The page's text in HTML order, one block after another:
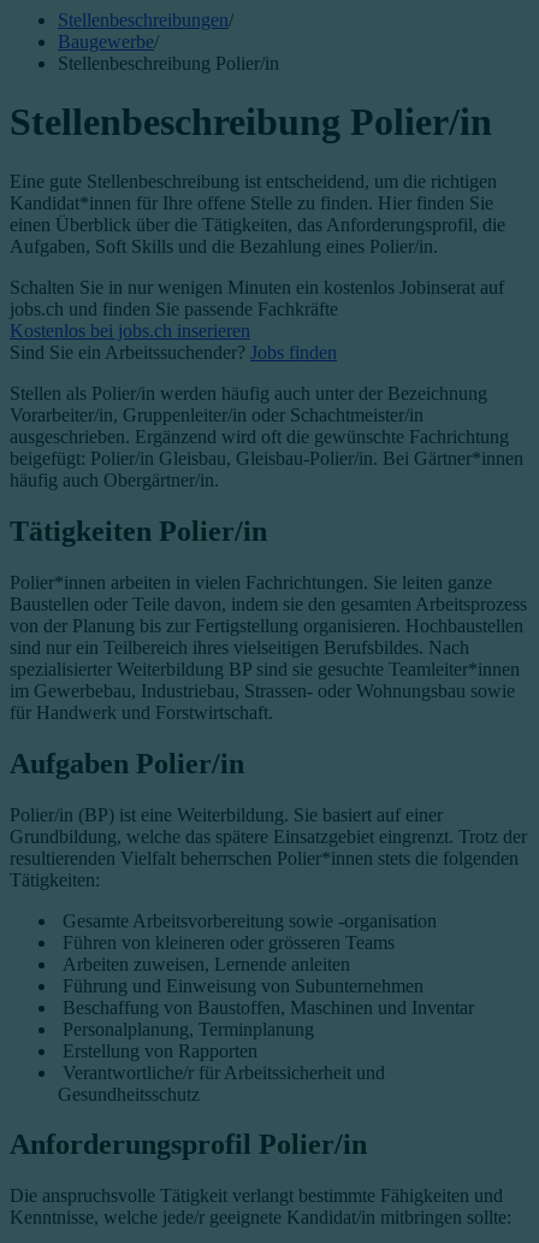
Stellenbeschreibungen/
Baugewerbe/
Stellenbeschreibung Polier/in
Stellenbeschreibung Polier/in
Eine gute Stellenbeschreibung ist entscheidend, um die richtigen
Kandidat*innen für Ihre offene Stelle zu finden. Hier finden Sie
einen Überblick über die Tätigkeiten, das Anforderungsprofil, die
Aufgaben, Soft Skills und die Bezahlung eines Polier/in.
Schalten Sie in nur wenigen Minuten ein kostenlos Jobinserat auf
jobs.ch und finden Sie passende Fachkräfte
Kostenlos bei jobs.ch inserieren
Sind Sie ein Arbeitssuchender? Jobs finden
Stellen als Polier/in werden häufig auch unter der Bezeichnung
Vorarbeiter/in, Gruppenleiter/in oder Schachtmeister/in
ausgeschrieben. Ergänzend wird oft die gewünschte Fachrichtung
beigefügt: Polier/in Gleisbau, Gleisbau-Polier/in. Bei Gärtner*innen
häufig auch Obergärtner/in.
Tätigkeiten Polier/in
Polier*innen arbeiten in vielen Fachrichtungen. Sie leiten ganze
Baustellen oder Teile davon, indem sie den gesamten Arbeitsprozess
von der Planung bis zur Fertigstellung organisieren. Hochbaustellen
sind nur ein Teilbereich ihres vielseitigen Berufsbildes. Nach
spezialisierter Weiterbildung BP sind sie gesuchte Teamleiter*innen
im Gewerbebau, Industriebau, Strassen- oder Wohnungsbau sowie
für Handwerk und Forstwirtschaft.
Aufgaben Polier/in
Polier/in (BP) ist eine Weiterbildung. Sie basiert auf einer
Grundbildung, welche das spätere Einsatzgebiet eingrenzt. Trotz der
resultierenden Vielfalt beherrschen Polier*innen stets die folgenden
Tätigkeiten:
Gesamte Arbeitsvorbereitung sowie -organisation
Führen von kleineren oder grösseren Teams
Arbeiten zuweisen, Lernende anleiten
Führung und Einweisung von Subunternehmen
Beschaffung von Baustoffen, Maschinen und Inventar
Personalplanung, Terminplanung
Erstellung von Rapporten
Verantwortliche/r für Arbeitssicherheit und
Gesundheitsschutz
Anforderungsprofil Polier/in
Die anspruchsvolle Tätigkeit verlangt bestimmte Fähigkeiten und
Kenntnisse, welche jede/r geeignete Kandidat/in mitbringen sollte: